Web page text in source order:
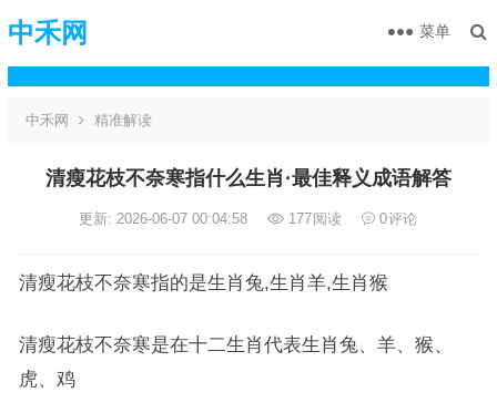
中禾网 菜单
中禾网 精准解读
清瘦花枝不奈寒指什么生肖·最佳释义成语解答
更新: 2026-06-07 00:04:58 177阅读 0评论
清瘦花枝不奈寒指的是生肖兔,生肖羊,生肖猴
清瘦花枝不奈寒是在十二生肖代表生肖兔、羊、猴、
虎、鸡